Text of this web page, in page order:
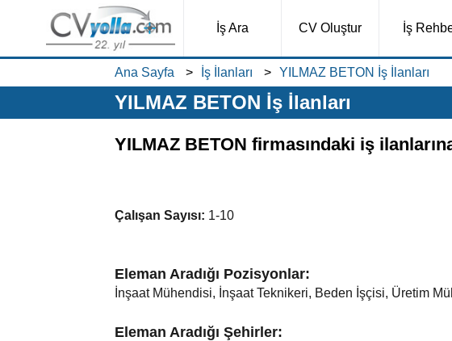
İş Ara CV Oluştur İş
Ana Sayfa İş İlanları YILMAZ BETON İş İlanları
YILMAZ BETON İş İlanları
YILMAZ BETON firmasındaki iş
Çalışan Sayısı: 1-10
Eleman Aradığı Pozisyonlar:
İnşaat Mühendisi, İnşaat Teknikeri, Beden İşçisi, Üretim
Eleman Aradığı Şehirler: